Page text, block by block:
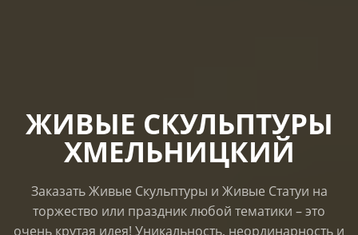
ЖИВЫЕ СКУЛЬПТУРЫ
ХМЕЛЬНИЦКИЙ
Заказать Живые Скульптуры и Живые Статуи на
торжество или праздник любой тематики – это
очень крутая идея! Уникальность, неординарность и